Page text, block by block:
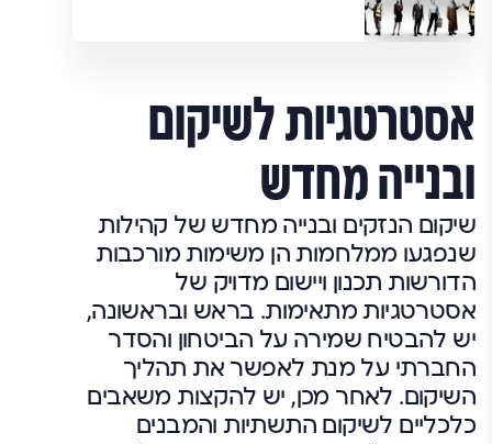
אסטרטגיות לשיקום
ובנייה מחדש
שיקום הנזקים ובנייה מחדש של קהילות
שנפגעו ממלחמות הן משימות מורכבות
הדורשות תכנון ויישום מדויק של
אסטרטגיות מתאימות. בראש ובראשונה,
יש להבטיח שמירה על הביטחון והסדר
החברתי על מנת לאפשר את תהליך
השיקום. לאחר מכן, יש להקצות משאבים
כלכליים לשיקום התשתיות והמבנים